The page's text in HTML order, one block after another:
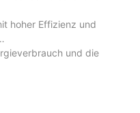
hoher Effizienz und
und die